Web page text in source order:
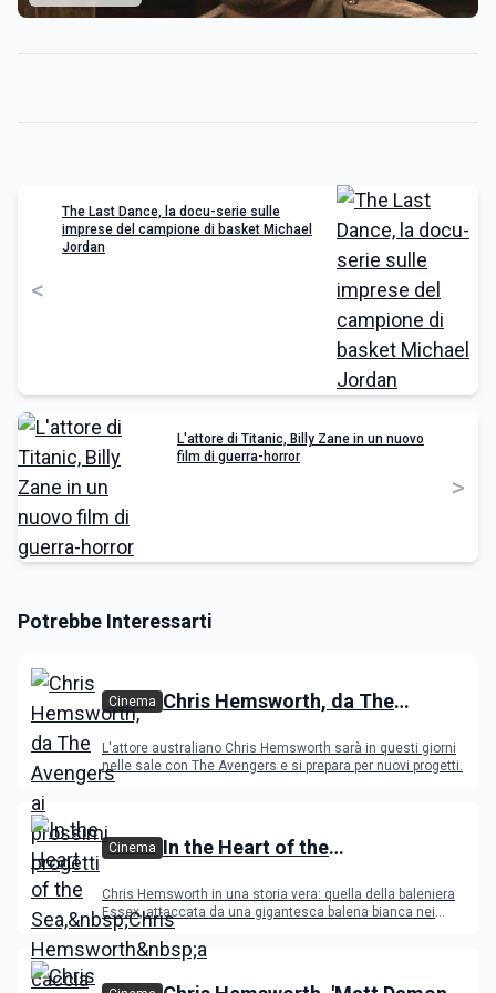
<
The Last Dance, la docu-serie sulle
imprese del campione di basket Michael
Jordan
L'attore di Titanic, Billy Zane in un nuovo
film di guerra-horror
>
Potrebbe Interessarti
Cinema Chris Hemsworth, da The
L'attore australiano Chris Hemsworth sarà in questi giorni
nelle sale con The Avengers e si prepara per nuovi progetti.
Cinema In the Heart of the
Hemsworth&nbsp;a caccia di
Moby Dick nel nuovo film
Chris Hemsworth in una storia vera: quella della baleniera
Essex, attaccata da una gigantesca balena bianca nei
primi dell'800. Dirige il film il premio Oscar Ron Howard.